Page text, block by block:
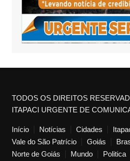
TODOS OS DIREITOS
ITAPACI URGENTE DE
Início Notícias Cidades
Vale do São Patrício
Goiás
Norte de Goiás
Mundo Politica